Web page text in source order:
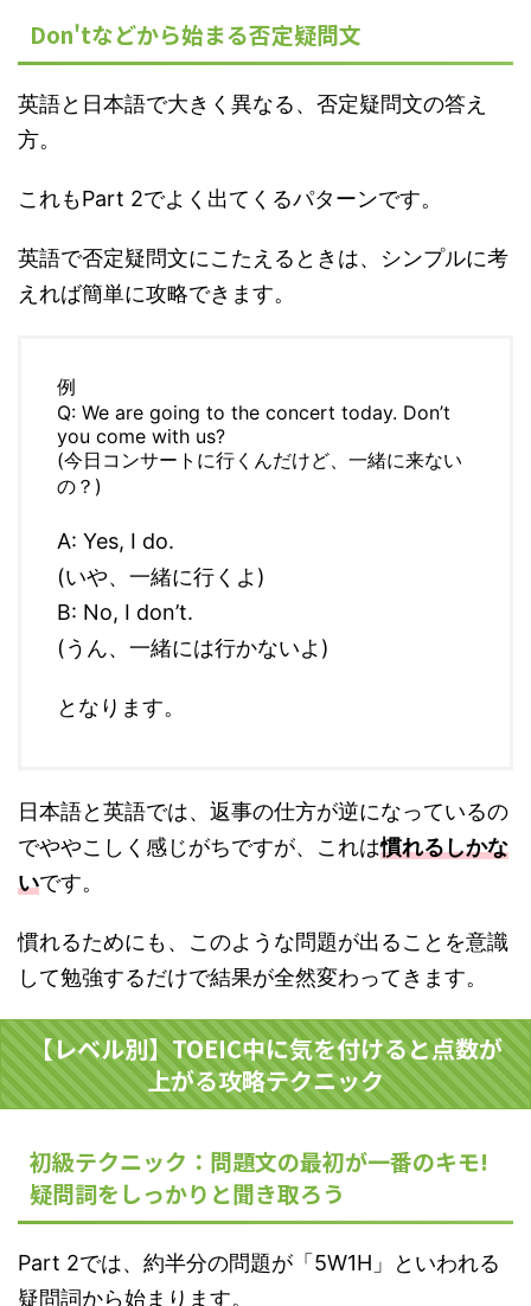
Don'tなどから始まる否定疑問文
英語と日本語で大きく異なる、否定疑問文の答え
方。
これもPart 2でよく出てくるパターンです。
英語で否定疑問文にこたえるときは、シンプルに考
えれば簡単に攻略できます。
例
Q: We are going to the concert today. Don’t
you come with us?
(今日コンサートに行くんだけど、一緒に来ない
の？)
A: Yes, I do.
(いや、一緒に行くよ)
B: No, I don’t.
(うん、一緒には行かないよ)
となります。
日本語と英語では、返事の仕方が逆になっているの
でややこしく感じがちですが、これは慣れるしかな
いです。
慣れるためにも、このような問題が出ることを意識
して勉強するだけで結果が全然変わってきます。
【レベル別】TOEIC中に気を付けると点数が
上がる攻略テクニック
初級テクニック：問題文の最初が一番のキモ!
疑問詞をしっかりと聞き取ろう
Part 2では、約半分の問題が「5W1H」といわれる
疑問詞から始まります。